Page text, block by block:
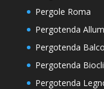
Pergole Roma
Pergotenda
Pergotenda
Pergotenda
Pergotenda